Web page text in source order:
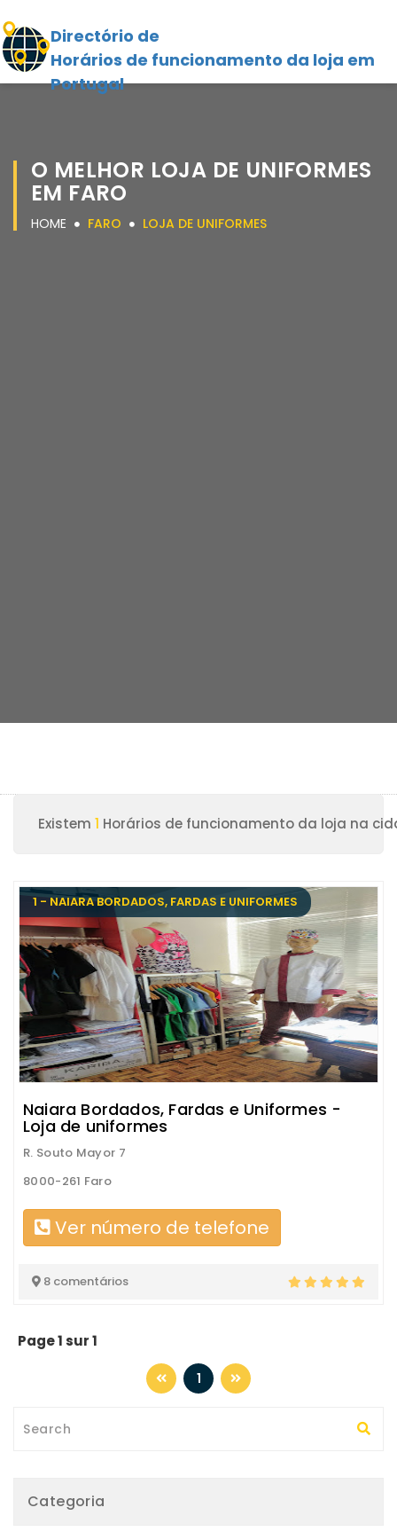
Directório de
Horários de funcionamento da loja em
Portugal
O MELHOR LOJA DE UNIFORMES
EM FARO
HOME FARO LOJA DE UNIFORMES
Existem 1 Horários de funcionamento da loja na
1 - NAIARA BORDADOS, FARDAS E UNIFORMES
Naiara Bordados, Fardas e Uniformes -
Loja de uniformes
R. Souto Mayor 7
8000-261 Faro
Ver número de telefone
8 comentários
Page 1 sur 1
1
Categoria